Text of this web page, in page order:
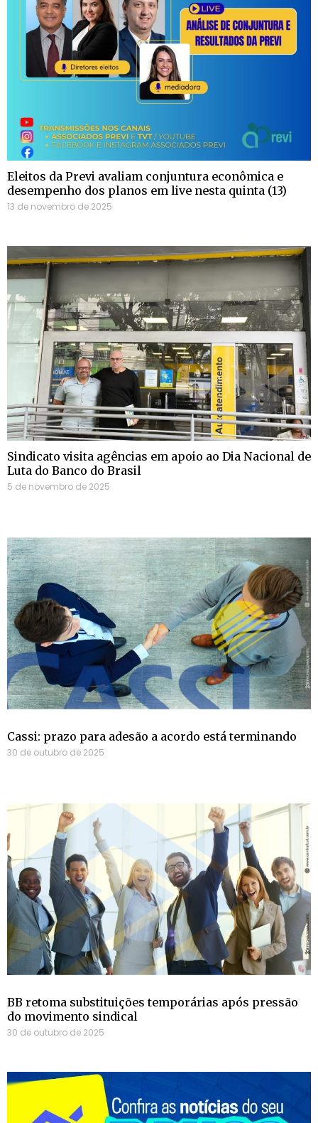
Eleitos da Previ avaliam conjuntura econômica e
desempenho dos planos em live nesta quinta (13)
13 de novembro de 2025
Sindicato visita agências em apoio ao Dia Nacional de
Luta do Banco do Brasil
5 de novembro de 2025
Cassi: prazo para adesão a acordo está terminando
30 de outubro de 2025
BB retoma substituições temporárias após pressão
do movimento sindical
30 de outubro de 2025